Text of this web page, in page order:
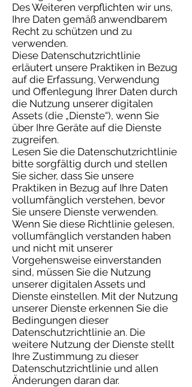
Des Weiteren verpflichten wir uns,
Ihre Daten gemäß anwendbarem
Recht zu schützen und zu
verwenden.
Diese Datenschutzrichtlinie
erläutert unsere Praktiken in Bezug
auf die Erfassung, Verwendung
und Offenlegung Ihrer Daten durch
die Nutzung unserer digitalen
Assets (die „Dienste“), wenn Sie
über Ihre Geräte auf die Dienste
zugreifen.
Lesen Sie die Datenschutzrichtlinie
bitte sorgfältig durch und stellen
Sie sicher, dass Sie unsere
Praktiken in Bezug auf Ihre Daten
vollumfänglich verstehen, bevor
Sie unsere Dienste verwenden.
Wenn Sie diese Richtlinie gelesen,
vollumfänglich verstanden haben
und nicht mit unserer
Vorgehensweise einverstanden
sind, müssen Sie die Nutzung
unserer digitalen Assets und
Dienste einstellen. Mit der Nutzung
unserer Dienste erkennen Sie die
Bedingungen dieser
Datenschutzrichtlinie an. Die
weitere Nutzung der Dienste stellt
Ihre Zustimmung zu dieser
Datenschutzrichtlinie und allen
Änderungen daran dar.